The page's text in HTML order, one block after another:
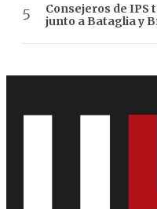
Consejeros de
junto a Bataglia y